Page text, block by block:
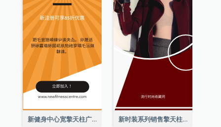
新健身中心宽擎天柱广告 新时装系列销售擎天柱广告